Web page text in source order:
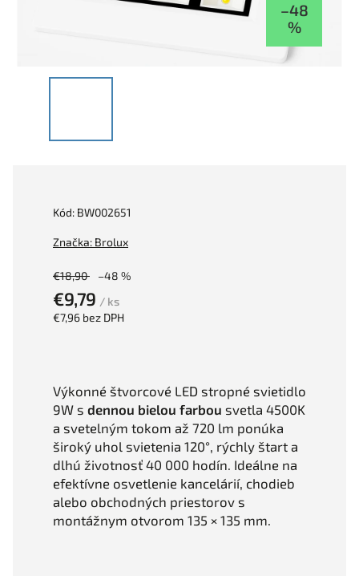
–48
%
Kód: BW002651
Značka: Brolux
€18,90 –48 %
€9,79 / ks
€7,96 bez DPH
Výkonné štvorcové LED stropné svietidlo
9W s dennou bielou farbou svetla 4500K
a svetelným tokom až 720 lm ponúka
široký uhol svietenia 120°, rýchly štart a
dlhú životnosť 40 000 hodín. Ideálne na
efektívne osvetlenie kancelárií, chodieb
alebo obchodných priestorov s
montážnym otvorom 135 × 135 mm.